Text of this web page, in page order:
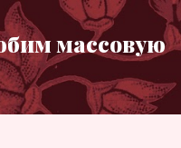
массовую